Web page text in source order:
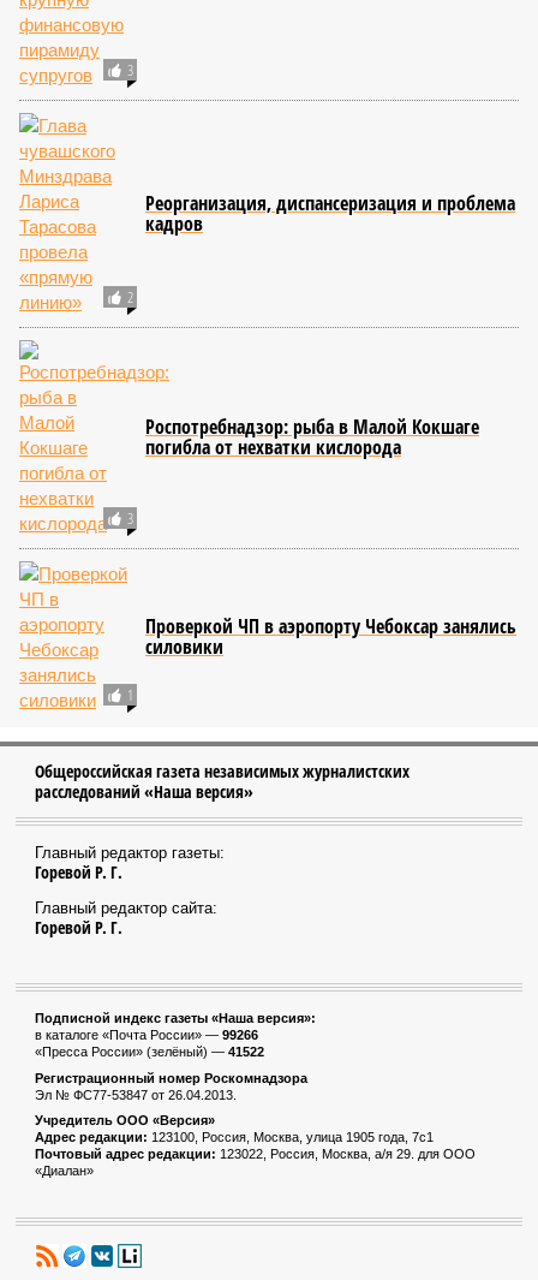
3
2
Реорганизация, диспансеризация и проблема
кадров
3
Роспотребнадзор: рыба в Малой Кокшаге
погибла от нехватки кислорода
1
Проверкой ЧП в аэропорту Чебоксар занялись
силовики
Общероссийская газета независимых журналистских
расследований «Наша версия»
Главный редактор газеты:
Горевой Р. Г.
Главный редактор сайта:
Горевой Р. Г.
Подписной индекс газеты «Наша версия»:
в каталоге «Почта России» — 99266
«Пресса России» (зелёный) — 41522
Регистрационный номер Роскомнадзора
Эл № ФС77-53847 от 26.04.2013.
Учредитель ООО «Версия»
Адрес редакции: 123100, Россия, Москва, улица 1905 года, 7с1
Почтовый адрес редакции: 123022, Россия, Москва, а/я 29. для ООО
«Диалан»